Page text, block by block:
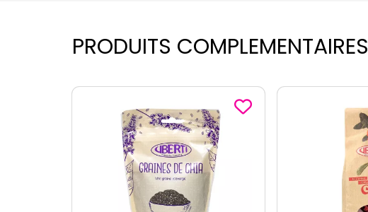
PRODUITS COMPLEMENTAIRES